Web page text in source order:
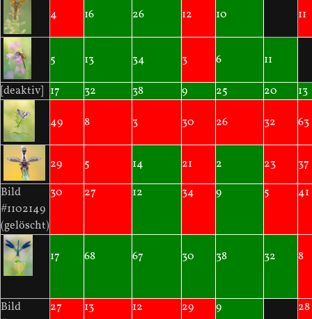
4 16 26 12 10 11
5 13 34 3 6 11
[deaktiv] 17 32 38 9 25 20 13
49 8 3 30 26 32 63
29 5 14 21 2 23
37
Bild
#1102149
(gelöscht)
30 27 12 34 9 5 41
17 68 67 30 38 32 8
Bild
27 13 12 29 9 28